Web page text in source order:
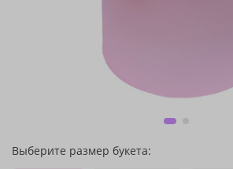
Выберите размер букета: